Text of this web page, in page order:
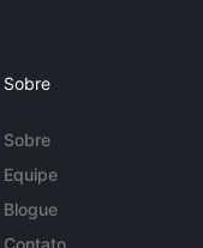
Sobre
Sobre
Equipe
Blogue
Contato